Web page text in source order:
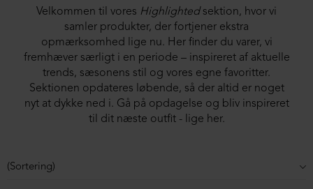
Denmark
Velkommen til vores Highlightedsektion, hvor vi
samler produkter, der fortjener ekstra
opmærksomhed lige nu. Her finder du varer, vi
fremhæver særligt i en periode – inspireret af aktuelle
trends, sæsonens stil og vores egne favoritter.
Sektionen opdateres løbende, så der altid er noget
nyt at dykke ned i. Gå på opdagelse og bliv inspireret
til dit næste outfit - lige her.